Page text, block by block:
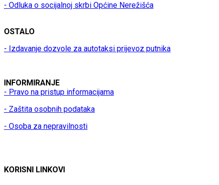
- Odluka o socijalnoj skrbi Općine Nerežišća
OSTALO
- Izdavanje dozvole za autotaksi prijevoz putnika
INFORMIRANJE
- Pravo na pristup informacijama
- Zaštita osobnih podataka
- Osoba za nepravilnosti
KORISNI LINKOVI